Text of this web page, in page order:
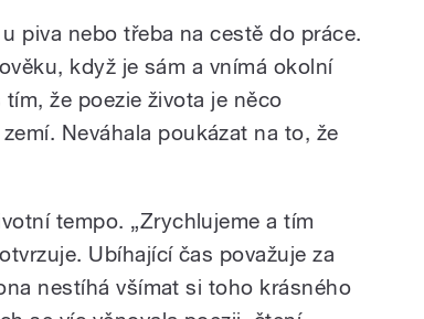
piva nebo třeba na cestě do práce.
když je sám a vnímá okolní
že poezie života je něco
Neváhala poukázat na to, že
tempo. „Zrychlujeme a tím
Ubíhající čas považuje za
nestíhá všímat si toho krásného